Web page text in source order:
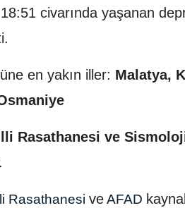
civarında yaşanan
en yakın iller: Malatya,
Rasathanesi ve
Rasathanesi veAFAD